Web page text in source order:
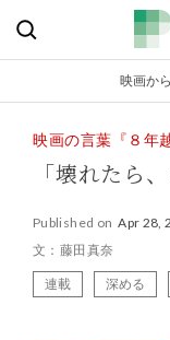
映画か
映画の言葉『８年
「壊れたら
Published on Apr 28,
文：藤田真奈
連載 深める